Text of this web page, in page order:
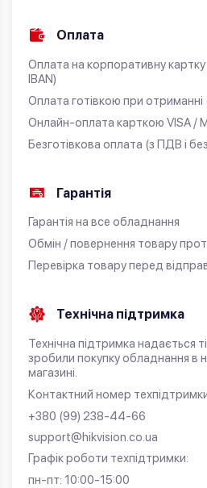
Оплата
Оплата на корпоративну картку
IBAN)
Оплата готівкою при отриманні
Онлайн-оплата карткою VISA /
Безготівкова оплата (з ПДВ і
Гарантія
Гарантія на все обладнання
Обмін / повернення товару
Перевірка товару перед
Технічна підтримка
Технічна підтримка надається
зробили покупку обладнання в
магазині.
Контактний номер
+380 (99) 238-44-66
support@hikvision.co.ua
Графік роботи техпідтримки:
пн-пт: 10:00-15:00